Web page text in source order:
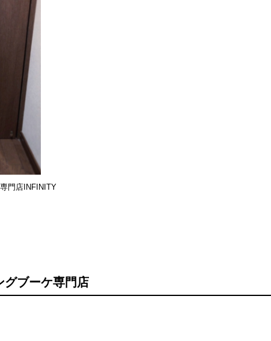
門店INFINITY
グブーケ専門店